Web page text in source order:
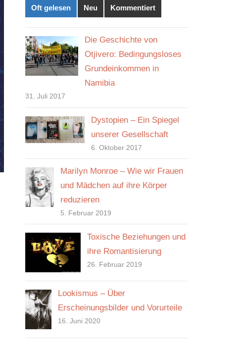
Oft gelesen Neu Kommentiert
Die Geschichte von
Otjivero: Bedingungsloses
Grundeinkommen in
Namibia
31. Juli 2017
Dystopien – Ein Spiegel
unserer Gesellschaft
6. Oktober 2017
Marilyn Monroe – Wie wir Frauen
und Mädchen auf ihre Körper
reduzieren
5. Februar 2019
Toxische Beziehungen und
ihre Romantisierung
26. Februar 2019
Lookismus – Über
Erscheinungsbilder und Vorurteile
16. Juni 2020